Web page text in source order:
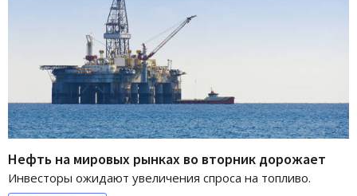
Нефть на мировых рынках во вторник дорожает
Инвесторы ожидают увеличения спроса на топливо.